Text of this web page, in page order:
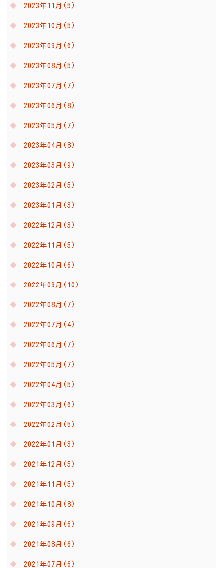
2023年11月(5)
2023年10月(5)
2023年09月(6)
2023年08月(5)
2023年07月(7)
2023年06月(8)
2023年05月(7)
2023年04月(8)
2023年03月(9)
2023年02月(5)
2023年01月(3)
2022年12月(3)
2022年11月(5)
2022年10月(6)
2022年09月(10)
2022年08月(7)
2022年07月(4)
2022年06月(7)
2022年05月(7)
2022年04月(5)
2022年03月(6)
2022年02月(5)
2022年01月(3)
2021年12月(5)
2021年11月(5)
2021年10月(8)
2021年09月(6)
2021年08月(6)
2021年07月(6)